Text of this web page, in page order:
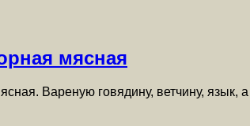
мясная
Вареную говядину, ветчину,